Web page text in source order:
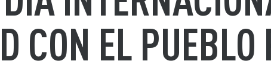
CON EL PUEBLO